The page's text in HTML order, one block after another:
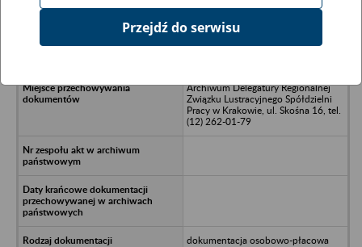
Usługowo-Produkcyjna Spółdzielnia
Archiwum Delegatury Regionalnej
Związku Lustracyjnego Spółdzielni
Pracy w Krakowie, ul. Skośna 16, tel.
(12) 262-01-79
dokumentacja osobowo-płacowa
Przejdź do serwisu